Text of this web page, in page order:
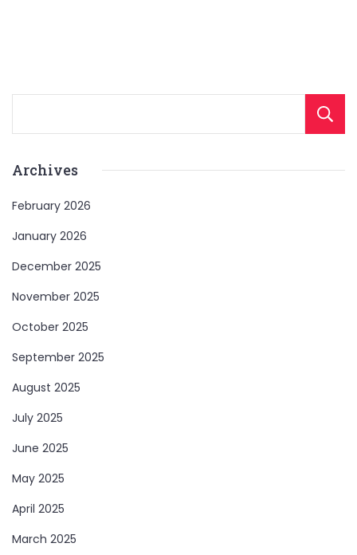
Archives
February 2026
January 2026
December 2025
November 2025
October 2025
September 2025
August 2025
July 2025
June 2025
May 2025
April 2025
March 2025